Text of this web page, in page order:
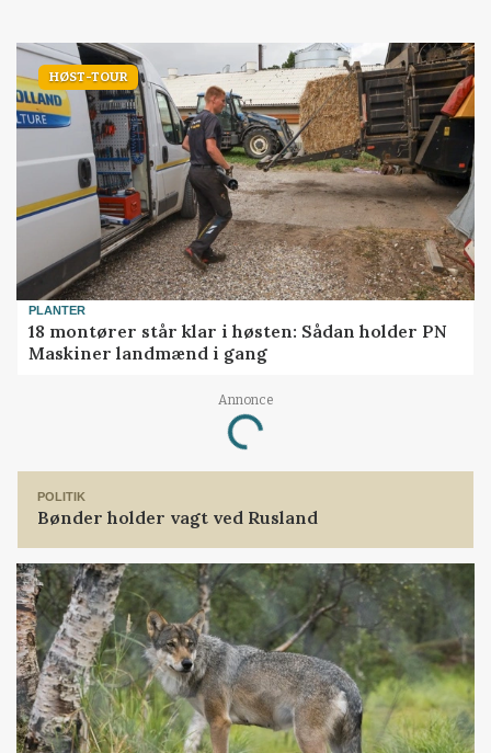
HØST-TOUR
PLANTER
18 montører står klar i høsten: Sådan holder PN
Maskiner landmænd i gang
Annonce
Loading...
POLITIK
Bønder holder vagt ved Rusland